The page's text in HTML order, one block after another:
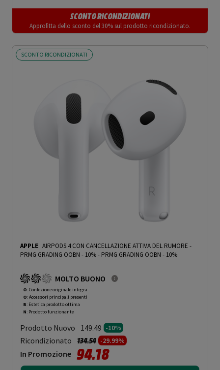
SCONTO RICONDIZIONATI
Approfitta dello sconto del 30% sul prodotto ricondizionato.
SCONTO RICONDIZIONATI
APPLE AIRPODS 4 CON CANCELLAZIONE ATTIVA DEL RUMORE -
PRMG GRADING OOBN - 10%- PRMG GRADING OOBN - 10%
MOLTO BUONO
O: Confezione originale integra
O: Accessori principali presenti
B: Estetica prodotto ottima
N: Prodotto funzionante
Prodotto Nuovo 149.49 -10%
Ricondizionato Prezzo ridotto da
134.54a-29.99%
In Promozione 94.18